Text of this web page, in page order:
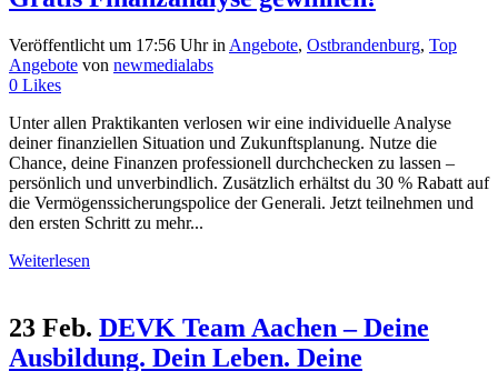
Veröffentlicht um 17:56 Uhrin Angebote, Ostbrandenburg, Top
Angebote von newmedialabs
0 Likes
Unter allen Praktikanten verlosen wir eine individuelle Analyse
deiner finanziellen Situation und Zukunftsplanung. Nutze die
Chance, deine Finanzen professionell durchchecken zu lassen –
persönlich und unverbindlich. Zusätzlich erhältst du 30 % Rabatt auf
die Vermögenssicherungspolice der Generali. Jetzt teilnehmen und
den ersten Schritt zu mehr...
Weiterlesen
23 Feb. DEVK Team Aachen – Deine
Ausbildung. Dein Leben. Deine